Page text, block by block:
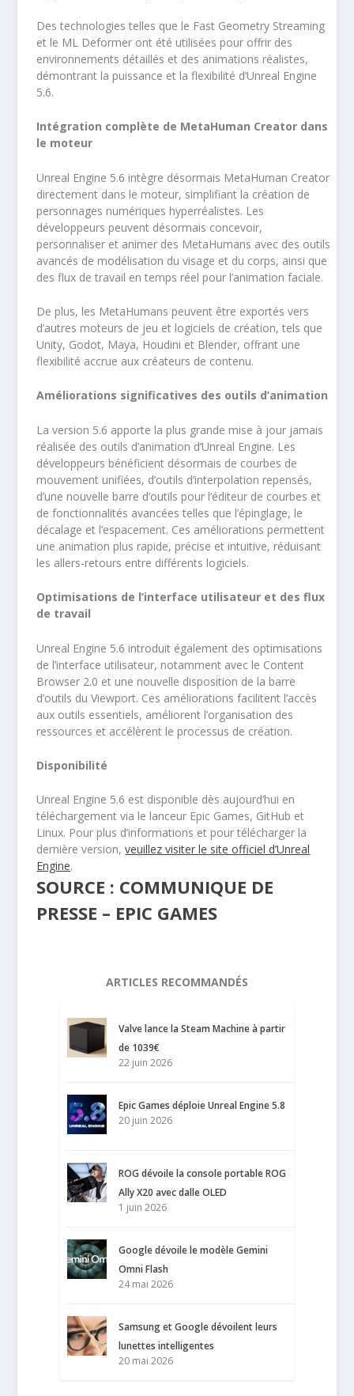
Des technologies telles que le Fast Geometry Streaming
et le ML Deformer ont été utilisées pour offrir des
environnements détaillés et des animations réalistes,
démontrant la puissance et la flexibilité d’Unreal Engine
5.6.
Intégration complète de MetaHuman Creator dans
le moteur
Unreal Engine 5.6 intègre désormais MetaHuman Creator
directement dans le moteur, simplifiant la création de
personnages numériques hyperréalistes. Les
développeurs peuvent désormais concevoir,
personnaliser et animer des MetaHumans avec des outils
avancés de modélisation du visage et du corps, ainsi que
des flux de travail en temps réel pour l’animation faciale.
De plus, les MetaHumans peuvent être exportés vers
d’autres moteurs de jeu et logiciels de création, tels que
Unity, Godot, Maya, Houdini et Blender, offrant une
flexibilité accrue aux créateurs de contenu.
Améliorations significatives des outils d’animation
La version 5.6 apporte la plus grande mise à jour jamais
réalisée des outils d’animation d’Unreal Engine. Les
développeurs bénéficient désormais de courbes de
mouvement unifiées, d’outils d’interpolation repensés,
d’une nouvelle barre d’outils pour l’éditeur de courbes et
de fonctionnalités avancées telles que l’épinglage, le
décalage et l’espacement. Ces améliorations permettent
une animation plus rapide, précise et intuitive, réduisant
les allers-retours entre différents logiciels.
Optimisations de l’interface utilisateur et des flux
de travail
Unreal Engine 5.6 introduit également des optimisations
de l’interface utilisateur, notamment avec le Content
Browser 2.0 et une nouvelle disposition de la barre
d’outils du Viewport. Ces améliorations facilitent l’accès
aux outils essentiels, améliorent l’organisation des
ressources et accélèrent le processus de création.
Disponibilité
Unreal Engine 5.6 est disponible dès aujourd’hui en
téléchargement via le lanceur Epic Games, GitHub et
Linux. Pour plus d’informations et pour télécharger la
dernière version,veuillez visiter le site officiel d’Unreal
Engine.
SOURCE : COMMUNIQUE DE
PRESSE – EPIC GAMES
ARTICLES RECOMMANDÉS
Valve lance la Steam Machine à partir
de 1039€
22 juin 2026
Epic Games déploie Unreal Engine 5.8
20 juin 2026
ROG dévoile la console portable ROG
Ally X20 avec dalle OLED
1 juin 2026
Google dévoile le modèle Gemini
Omni Flash
24 mai 2026
Samsung et Google dévoilent leurs
lunettes intelligentes
20 mai 2026